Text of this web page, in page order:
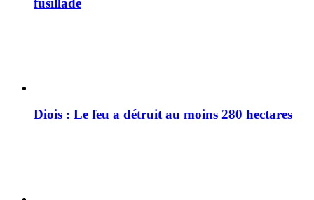
fusillade
Diois : Le feu a détruit au moins 280 hectares